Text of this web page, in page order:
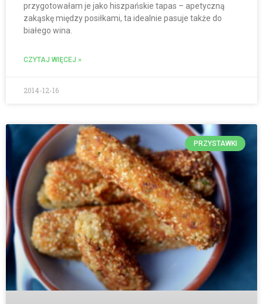
przygotowałam je jako hiszpańskie tapas – apetyczną
zakąskę między posiłkami, ta idealnie pasuje także do
białego wina.
CZYTAJ WIĘCEJ »
2014-12-16
PRZYSTAWKI